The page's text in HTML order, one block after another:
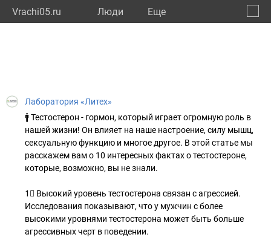
Vrachi05.ru Люди Eще
Лаборатория «Литех»
🚹 Тестостерон - гормон, который играет огромную роль в
нашей жизни! Он влияет на наше настроение, силу мышц,
сексуальную функцию и многое другое. В этой статье мы
расскажем вам о 10 интересных фактах о тестостероне,
которые, возможно, вы не знали.
1⃣ Высокий уровень тестостерона связан с агрессией.
Исследования показывают, что у мужчин с более
высокими уровнями тестостерона может быть больше
агрессивных черт в поведении.